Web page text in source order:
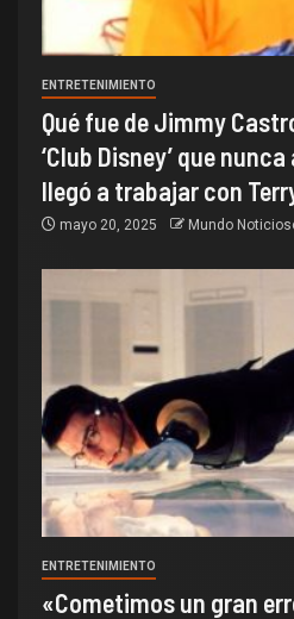
ENTRETENIMIENTO
Qué fue de Jimmy
‘Club Disney’ que
llegó a trabajar con
mayo 20, 2025 Mundo
ENTRETENIMIENTO
«Cometimos un gran